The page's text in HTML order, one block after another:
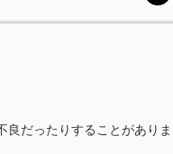
良だったりすることがありま